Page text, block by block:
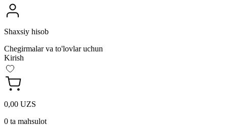
Shaxsiy hisob
Chegirmalar va to'lovlar uchun
Kirish
0,00 UZS
0 ta mahsulot